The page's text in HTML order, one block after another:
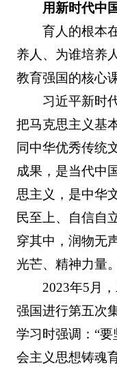
用新时代中
育人的根本
养人、为谁培养
教育强国的核心
习近平新时
把马克思主义基
同中华优秀传统
成果，是当代中
思主义，是中华
民至上、自信自
穿其中，润物无
光芒、精神力量。
2023年5月
强国进行第五次
学习时强调：“
会主义思想铸魂